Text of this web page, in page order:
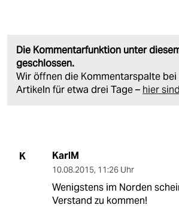
Die Kommentarfunktion unter
geschlossen.
Wir öffnen die Kommentarspalte bei
Artikeln für etwa drei Tage – hier
K KarlM
10.08.2015, 11:26 Uhr
Wenigstens im Norden
Verstand zu kommen!